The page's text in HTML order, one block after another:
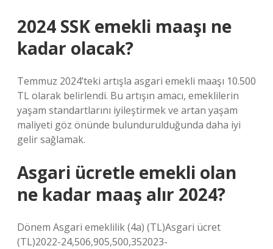
2024 SSK emekli maaşı ne
kadar olacak?
Temmuz 2024’teki artışla asgari emekli maaşı 10.500
TL olarak belirlendi. Bu artışın amacı, emeklilerin
yaşam standartlarını iyileştirmek ve artan yaşam
maliyeti göz önünde bulundurulduğunda daha iyi
gelir sağlamak.
Asgari ücretle emekli olan
ne kadar maaş alır 2024?
Dönem Asgari emeklilik (4a) (TL)Asgari ücret
(TL)2022-24,506,905,500,352023-